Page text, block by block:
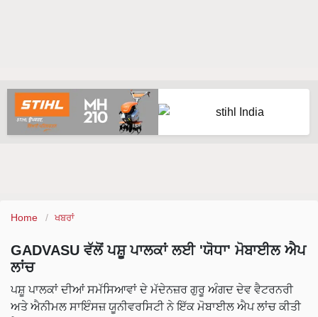
Home ਖਬਰਾਂ
GADVASU ਵੱਲੋਂ ਪਸ਼ੂ ਪਾਲਕਾਂ ਲਈ 'ਯੋਧਾ' ਮੋਬਾਈਲ ਐਪ
ਲਾਂਚ
ਪਸ਼ੂ ਪਾਲਕਾਂ ਦੀਆਂ ਸਮੱਸਿਆਵਾਂ ਦੇ ਮੱਦੇਨਜ਼ਰ ਗੁਰੂ ਅੰਗਦ ਦੇਵ ਵੈਟਰਨਰੀ
ਅਤੇ ਐਨੀਮਲ ਸਾਇੰਸਜ਼ ਯੂਨੀਵਰਸਿਟੀ ਨੇ ਇੱਕ ਮੋਬਾਈਲ ਐਪ ਲਾਂਚ ਕੀਤੀ